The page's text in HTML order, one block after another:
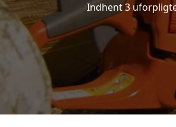
Indhent 3